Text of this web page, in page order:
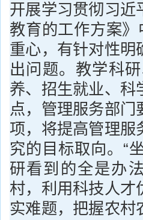
开展学习贯彻习近
教育的工作方案
重心，有针对性明
出问题。教学科
养、招生就业、科
点，管理服务部门
项，将提高管理服
究的目标取向。“
研看到的全是办
村，利用科技人才
实难题，把握农村